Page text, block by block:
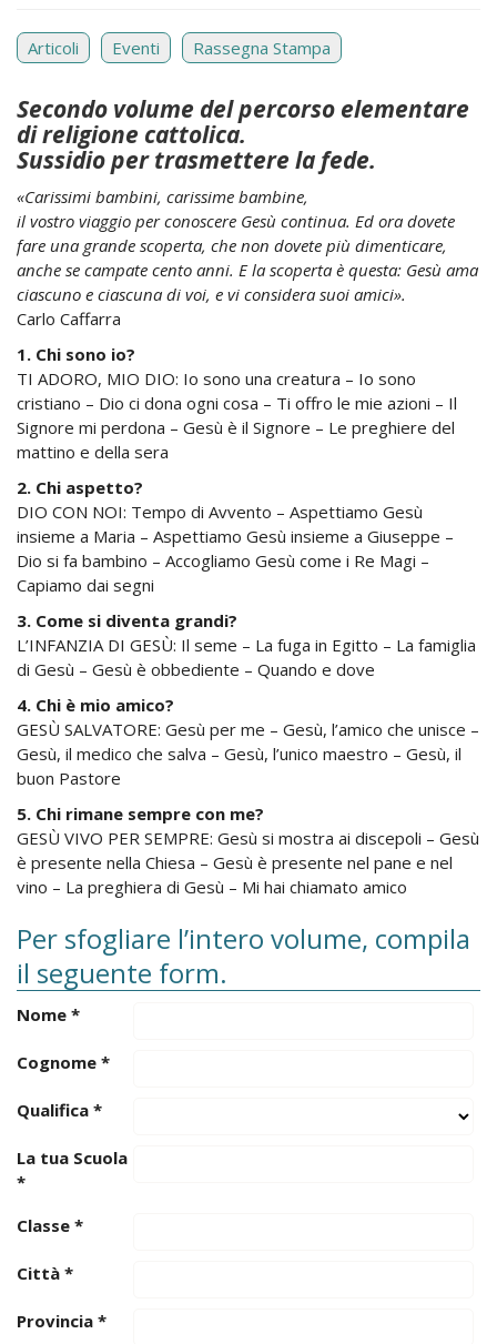
Articoli Eventi Rassegna Stampa
Secondo volume del percorso elementare
di religione cattolica.
Sussidio per trasmettere la fede.
«Carissimi bambini, carissime bambine,
il vostro viaggio per conoscere Gesù continua. Ed ora dovete
fare una grande scoperta, che non dovete più dimenticare,
anche se campate cento anni. E la scoperta è questa: Gesù ama
ciascuno e ciascuna di voi, e vi considera suoi amici».
Carlo Caffarra
1. Chi sono io?
TI ADORO, MIO DIO: Io sono una creatura – Io sono
cristiano – Dio ci dona ogni cosa – Ti offro le mie azioni – Il
Signore mi perdona – Gesù è il Signore – Le preghiere del
mattino e della sera
2. Chi aspetto?
DIO CON NOI: Tempo di Avvento – Aspettiamo Gesù
insieme a Maria – Aspettiamo Gesù insieme a Giuseppe –
Dio si fa bambino – Accogliamo Gesù come i Re Magi –
Capiamo dai segni
3. Come si diventa grandi?
L’INFANZIA DI GESÙ: Il seme – La fuga in Egitto – La famiglia
di Gesù – Gesù è obbediente – Quando e dove
4. Chi è mio amico?
GESÙ SALVATORE: Gesù per me – Gesù, l’amico che unisce –
Gesù, il medico che salva – Gesù, l’unico maestro – Gesù, il
buon Pastore
5. Chi rimane sempre con me?
GESÙ VIVO PER SEMPRE: Gesù si mostra ai discepoli – Gesù
è presente nella Chiesa – Gesù è presente nel pane e nel
vino – La preghiera di Gesù – Mi hai chiamato amico
Per sfogliare l’intero volume, compila
il seguente form.
Nome *
Cognome *
Qualifica *
La tua Scuola
*
Classe *
Città *
Provincia *